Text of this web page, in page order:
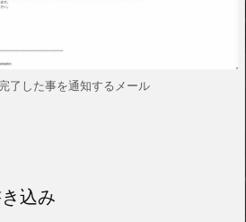
了した事を通知するメール
込み